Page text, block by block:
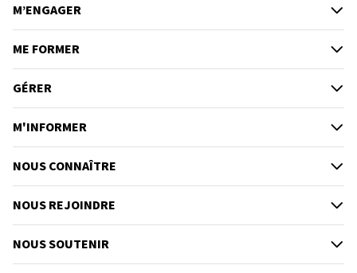
M’ENGAGER
ME FORMER
GÉRER
M'INFORMER
NOUS CONNAÎTRE
NOUS REJOINDRE
NOUS SOUTENIR